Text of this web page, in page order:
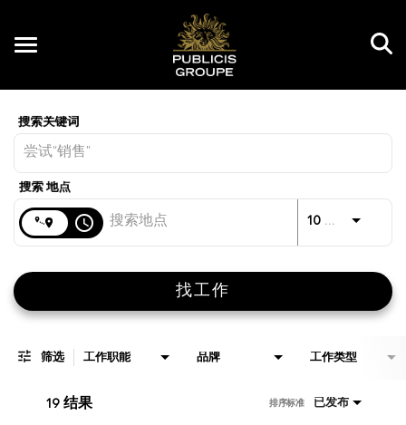
Toggle
CN
access_time 10 公里
找工作
筛选 工作职能 品牌 工作类型
19 结果 已发布
排序标准